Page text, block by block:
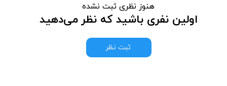
هنوز نظری ثبت نشده
اولین نفری باشید که نظر می‌دهید
ثبت نظر